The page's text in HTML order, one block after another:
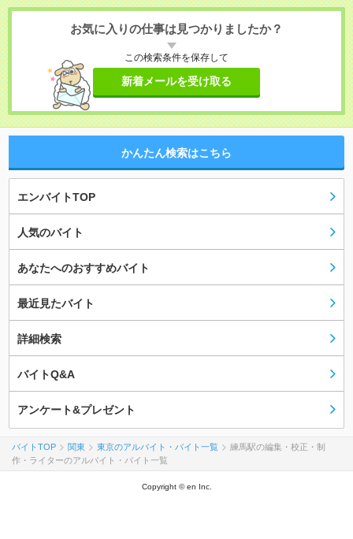
お気に入りの仕事は見つかりましたか？
この検索条件を保存して
新着メールを受け取る
かんたん検索はこちら
エンバイトTOP
人気のバイト
あなたへのおすすめバイト
最近見たバイト
詳細検索
バイトQ&A
アンケート&プレゼント
バイトTOP 関東 東京のアルバイト・バイト一覧
練馬駅の編集・校正・制
作・ライターのアルバイト・バイト一覧
Copyright © en Inc.